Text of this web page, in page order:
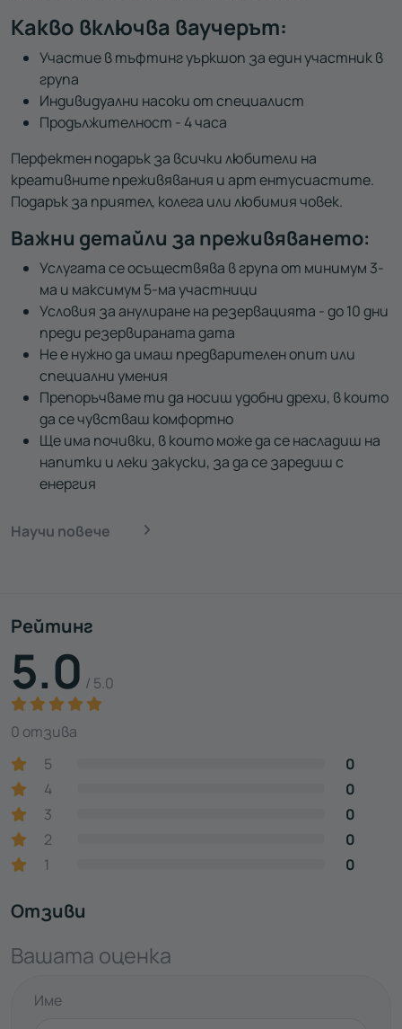
Какво включва ваучерът:
Участие в тъфтинг уъркшоп за един участник в
група
Индивидуални насоки от специалист
Продължителност - 4 часа
Перфектен подарък за всички любители на
креативните преживявания и арт ентусиастите.
Подарък за приятел, колега или любимия човек.
Важни детайли за преживяването:
Услугата се осъществява в група от минимум 3-
ма и максимум 5-ма участници
Условия за анулиране на резервацията - до 10 дни
преди резервираната дата
Не е нужно да имаш предварителен опит или
специални умения
Препоръчваме ти да носиш удобни дрехи, в които
да се чувстваш комфортно
Ще има почивки, в които може да се насладиш на
напитки и леки закуски, за да се заредиш с
енергия
Научи повече
Рейтинг
5.0 / 5.0
0 отзива
5
0
4
0
3
0
2
0
1
0
Отзиви
Вашата оценка
Име